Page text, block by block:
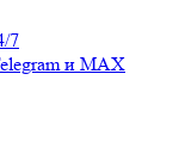
7
и MAX